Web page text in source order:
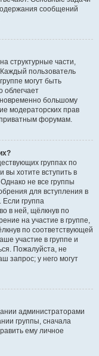
сообщений
структурные части,
пользователь
могут быть
облегчает
большому
модераторских прав
приватным форумам.
группах по
хотите вступить в
не все группы
для вступления в
группа
в ней, щёлкнув по
на участие в группе,
по соответствующей
участие в группе и
Пожалуйста, не
запрос; у него могут
администраторами
группы, сначала
ему личное